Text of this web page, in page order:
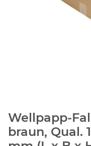
Wellpapp-
braun, Qual.